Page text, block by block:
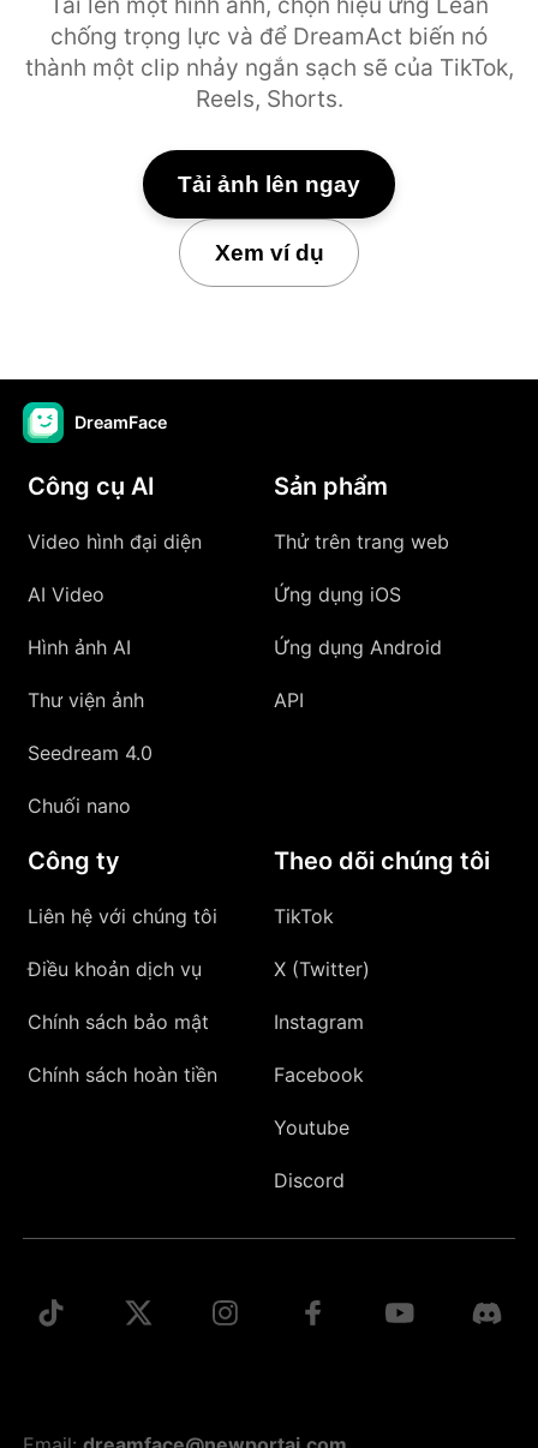
chống trọng lực và để DreamAct biến nó
thành một clip nhảy ngắn sạch sẽ của TikTok,
Reels, Shorts.
Tải ảnh lên ngay
Xem ví dụ
DreamFace
Công cụ AI
Video hình đại diện
AI Video
Hình ảnh AI
Thư viện ảnh
Seedream 4.0
Chuối nano
Sản phẩm
Thử trên trang web
Ứng dụng iOS
Ứng dụng Android
API
Công ty
Liên hệ với chúng tôi
Điều khoản dịch vụ
Chính sách bảo mật
Chính sách hoàn tiền
Theo dõi chúng tôi
TikTok
X (Twitter)
Instagram
Facebook
Youtube
Discord